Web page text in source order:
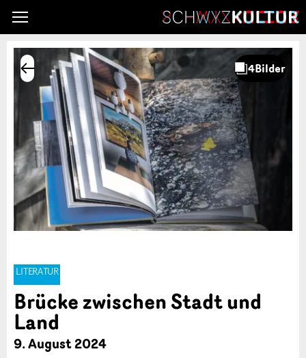
LITERATUR
Brücke zwischen Stadt und
Land
9. August 2024